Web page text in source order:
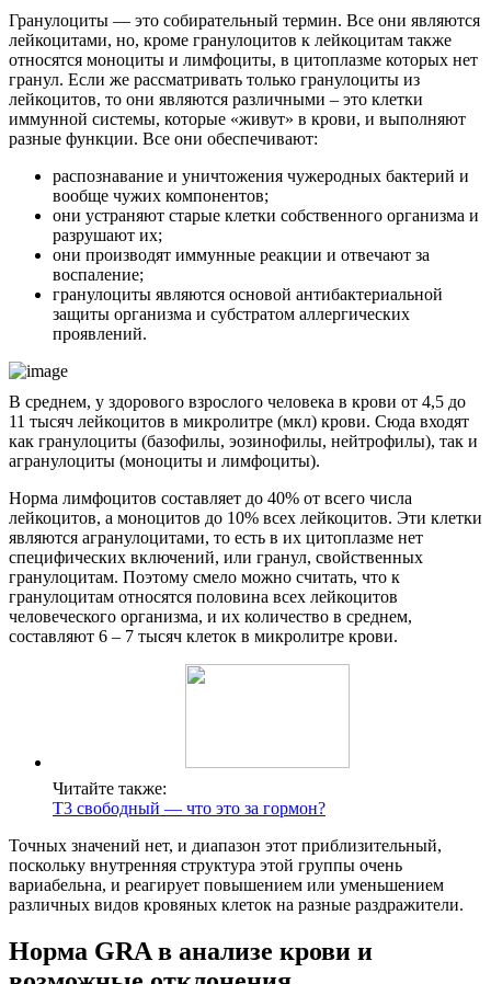
Гранулоциты — это собирательный термин. Все они являются
лейкоцитами, но, кроме гранулоцитов к лейкоцитам также
относятся моноциты и лимфоциты, в цитоплазме которых нет
гранул. Если же рассматривать только гранулоциты из
лейкоцитов, то они являются различными – это клетки
иммунной системы, которые «живут» в крови, и выполняют
разные функции. Все они обеспечивают:
распознавание и уничтожения чужеродных бактерий и
вообще чужих компонентов;
они устраняют старые клетки собственного организма и
разрушают их;
они производят иммунные реакции и отвечают за
воспаление;
гранулоциты являются основой антибактериальной
защиты организма и субстратом аллергических
проявлений.
В среднем, у здорового взрослого человека в крови от 4,5 до
11 тысяч лейкоцитов в микролитре (мкл) крови. Сюда входят
как гранулоциты (базофилы, эозинофилы, нейтрофилы), так и
агранулоциты (моноциты и лимфоциты).
Норма лимфоцитов составляет до 40% от всего числа
лейкоцитов, а моноцитов до 10% всех лейкоцитов. Эти клетки
являются агранулоцитами, то есть в их цитоплазме нет
специфических включений, или гранул, свойственных
гранулоцитам. Поэтому смело можно считать, что к
гранулоцитам относятся половина всех лейкоцитов
человеческого организма, и их количество в среднем,
составляют 6 – 7 тысяч клеток в микролитре крови.
Читайте также:
Т3 свободный — что это за гормон?
Точных значений нет, и диапазон этот приблизительный,
поскольку внутренняя структура этой группы очень
вариабельна, и реагирует повышением или уменьшением
различных видов кровяных клеток на разные раздражители.
Норма GRA в анализе крови и